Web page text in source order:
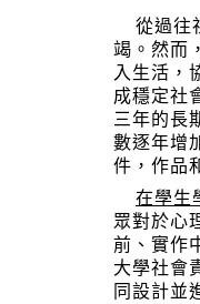
從過往
竭。然而
入生活，
成穩定社
三年的長
數逐年增
件，作品
在學生
眾對於心
前、實作
大學社會
同設計並